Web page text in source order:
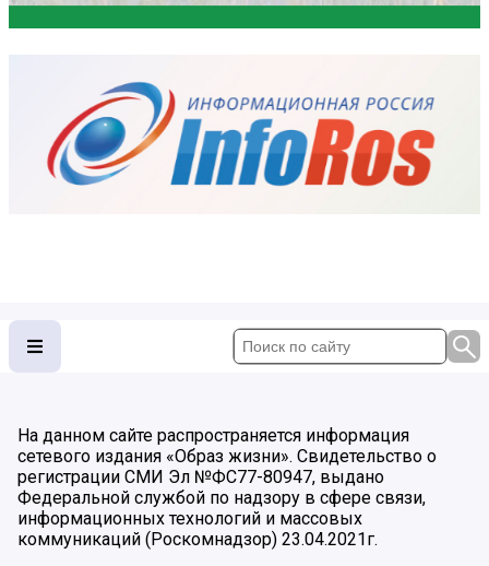
На данном сайте распространяется информация
сетевого издания «Образ жизни». Свидетельство о
регистрации СМИ Эл №ФС77-80947, выдано
Федеральной службой по надзору в сфере связи,
информационных технологий и массовых
коммуникаций (Роскомнадзор) 23.04.2021г.